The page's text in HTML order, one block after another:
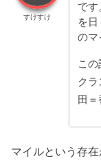
すけすけ
です
を
のマ
こ
ク
田＝
マイルという存